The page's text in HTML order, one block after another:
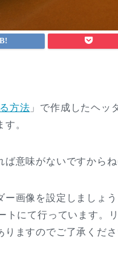
方法 」で作成したヘッ
。
意味がないですから
画像を設定しましょう
にて行っています。
ますのでご了承くだ